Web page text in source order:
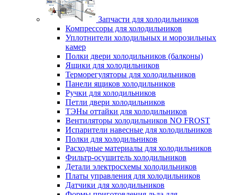
Запчасти для холодильников
Компрессоры для холодильников
Уплотнители холодильных и морозильных
камер
Полки двери холодильников (балконы)
Ящики для холодильников
Терморегуляторы для холодильников
Панели ящиков холодильников
Ручки для холодильников
Петли двери холодильников
ТЭНы оттайки для холодильников
Вентиляторы холодильников NO FROST
Испарители навесные для холодильников
Полки для холодильников
Расходные материалы для холодильников
Фильтр-осушитель холодильников
Детали электросхемы холодильников
Платы управления для холодильников
Датчики для холодильников